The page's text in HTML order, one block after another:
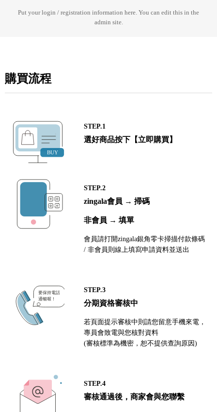
Put your login / registration information here. You can edit this in the
admin site.
購買流程
STEP.1
選好商品按下【立即購買】
STEP.2
zingala會員 → 掃碼
非會員 → 填單
會員請打開zingala銀角零卡掃描付款條碼
/ 非會員則線上填寫申請資料並送出
STEP.3
分期資格審核中
若頁面提示審核中則請您留意手機來電，
專員會致電與您核對資料
(審核標準為機密，恕不提供查詢原因)
STEP.4
審核通過後，商家會與您聯繫